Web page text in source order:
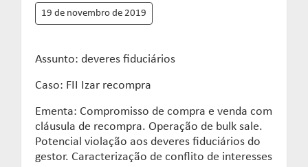
19 de novembro de 2019
Assunto: deveres fiduciários
Caso: FII Izar recompra
Ementa: Compromisso de compra e venda com
cláusula de recompra. Operação de bulk sale.
Potencial violação aos deveres fiduciários do
gestor. Caracterização de conflito de interesses